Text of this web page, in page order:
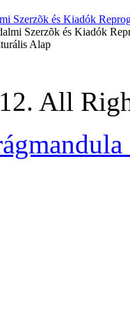
Szerzõk és Kiadók
All